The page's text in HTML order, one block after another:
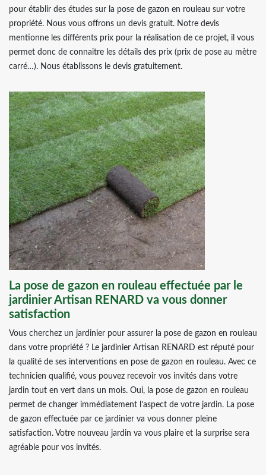
pour établir des études sur la pose de gazon en rouleau sur votre
propriété. Nous vous offrons un devis gratuit. Notre devis
mentionne les différents prix pour la réalisation de ce projet, il vous
permet donc de connaitre les détails des prix (prix de pose au mètre
carré…). Nous établissons le devis gratuitement.
La pose de gazon en rouleau effectuée par le
jardinier Artisan RENARD va vous donner
satisfaction
Vous cherchez un jardinier pour assurer la pose de gazon en rouleau
dans votre propriété ? Le jardinier Artisan RENARD est réputé pour
la qualité de ses interventions en pose de gazon en rouleau. Avec ce
technicien qualifié, vous pouvez recevoir vos invités dans votre
jardin tout en vert dans un mois. Oui, la pose de gazon en rouleau
permet de changer immédiatement l’aspect de votre jardin. La pose
de gazon effectuée par ce jardinier va vous donner pleine
satisfaction. Votre nouveau jardin va vous plaire et la surprise sera
agréable pour vos invités.